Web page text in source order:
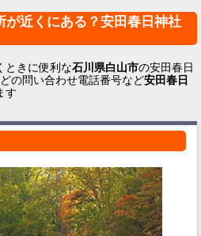
が近くにある？安田春日神社
ときに便利な石川県白山市の安田春日
の問い合わせ電話番号など安田春日
す